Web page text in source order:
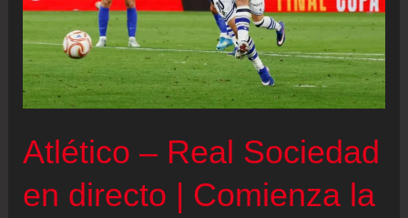
el
Barcelona
celebre
el
en
sus
Atlético – Real Sociedad
en directo | Comienza la